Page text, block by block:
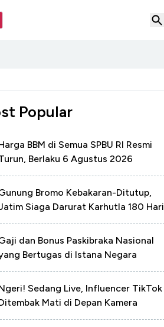
Popular
BBM di Semua SPBU RI Resmi
Berlaku 6 Agustus 2026
Bromo Kebakaran-Ditutup,
Siaga Darurat Karhutla 180 Hari
dan Bonus Paskibraka Nasional
Bertugas di Istana Negara
Sedang Live, Influencer TikTok
Mati di Depan Kamera